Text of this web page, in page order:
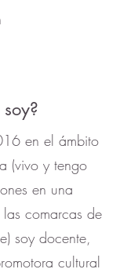
en el ámbito
(vivo y tengo
en una
comarcas de
soy docente,
cultural